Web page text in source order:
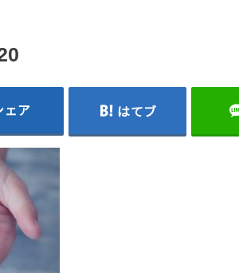
ェア はてブ